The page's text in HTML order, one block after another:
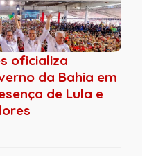
oficializa
da Bahia em
de Lula e